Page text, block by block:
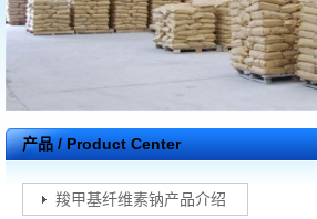
产品 / Product Center
羧甲基纤维素钠产品介绍